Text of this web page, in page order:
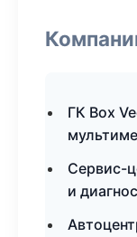
ГК Box
Сервис-
и